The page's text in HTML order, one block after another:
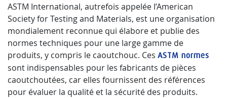
ASTM International, autrefois appelée l’American
Society for Testing and Materials, est une organisation
mondialement reconnue qui élabore et publie des
normes techniques pour une large gamme de
produits, y compris le caoutchouc. Ces ASTM normes
sont indispensables pour les fabricants de pièces
caoutchoutées, car elles fournissent des références
pour évaluer la qualité et la sécurité des produits.